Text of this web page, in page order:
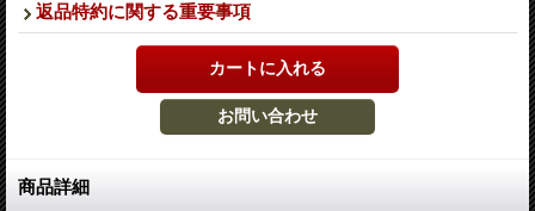
返品特約に関する重要事項
商品詳細